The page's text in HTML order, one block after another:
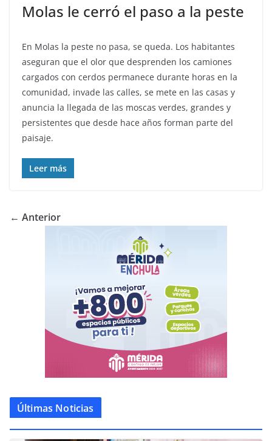
Molas le cerró el paso a la peste
En Molas la peste no pasa, se queda. Los habitantes
aseguran que el olor que desprenden los camiones
cargados con cerdos permanece durante horas en la
comunidad, invade las calles, se mete en las casas y
anuncia la llegada de las moscas verdes, grandes y
persistentes que desde hace años forman parte del
paisaje.
Leer más
← Anterior
Últimas Noticias